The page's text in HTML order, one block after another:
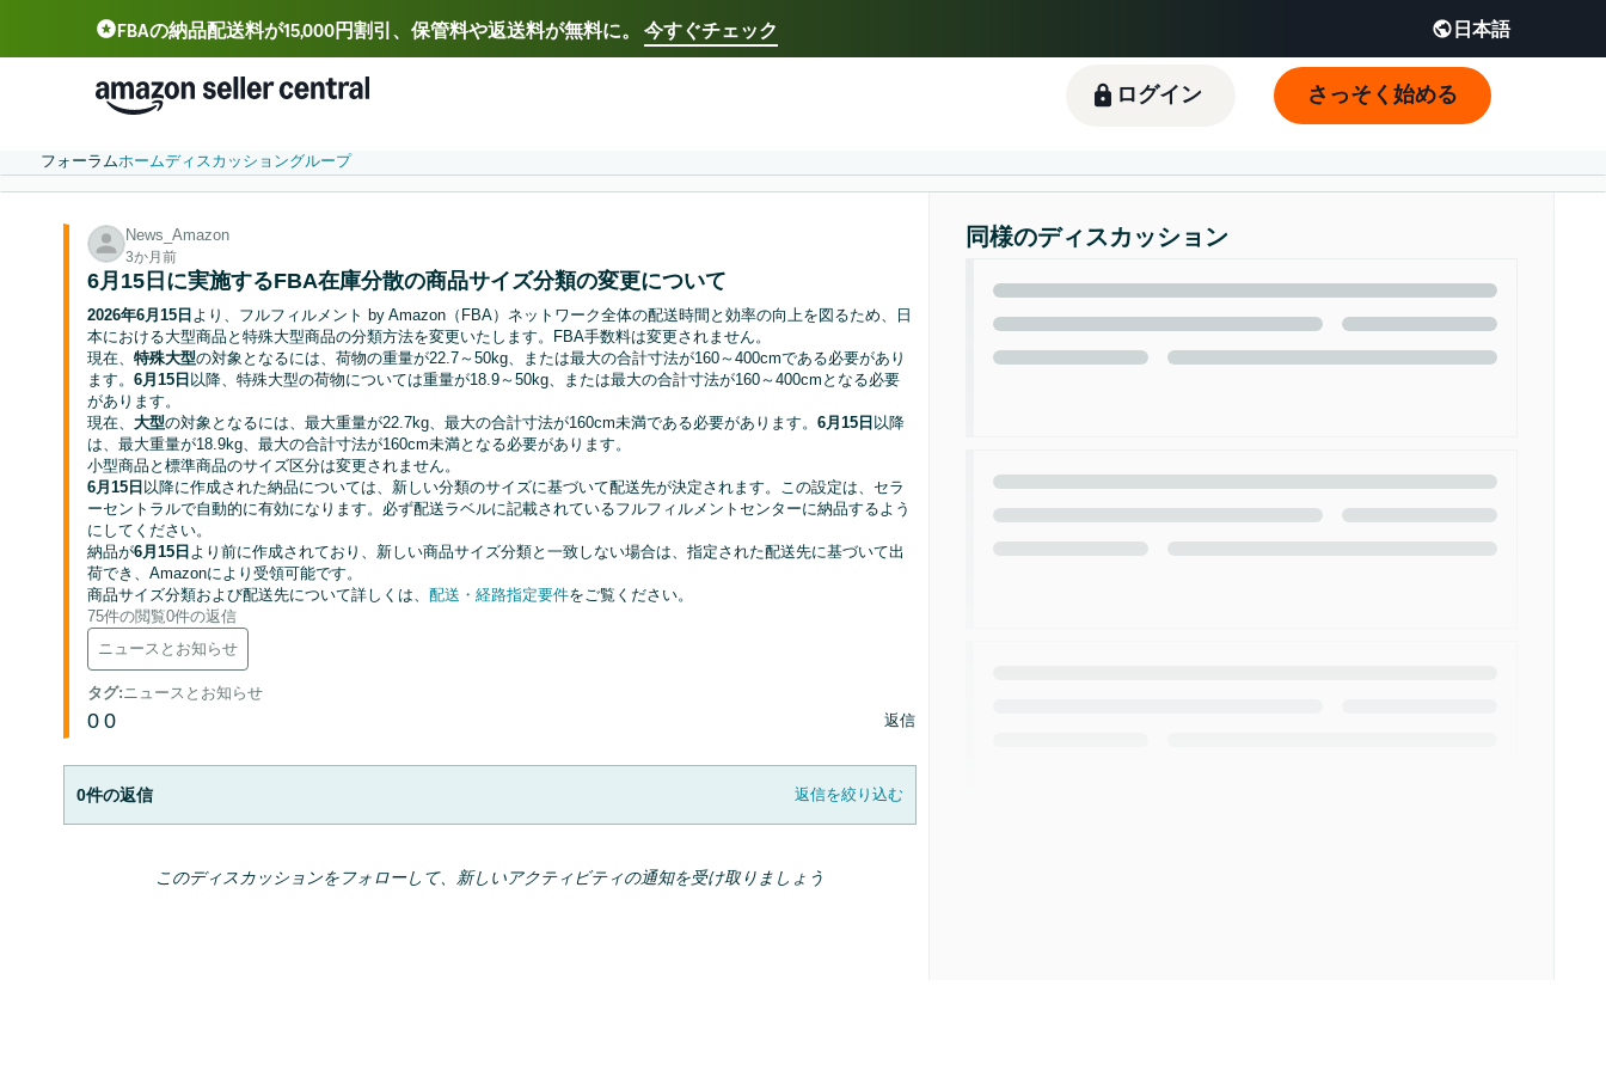
FBAの納品配送料が15,000円割引、保管料や返送料が無料に。 今すぐチェック 日本語
Select your preferred language
中文 - CN Deutsch - DE 日本語 - JP English - JP
ログイン さっそく始める
フォーラムホームディスカッショングループ
News_Amazon
3か月前
6月15日に実施するFBA在庫分散の商品サイズ分類の変更について
2026年6月15日 より、フルフィルメント by Amazon（FBA）ネットワーク全体の配送時間と効率の向上を図るため、日
本における大型商品と特殊大型商品の分類方法を変更いたします。FBA手数料は変更されません。
現在、特殊大型の対象となるには、荷物の重量が22.7～50kg、または最大の合計寸法が160～400cmである必要があり
ます。6月15日 以降、特殊大型の荷物については重量が18.9～50kg、または最大の合計寸法が160～400cmとなる必要
があります。
現在、大型の対象となるには、最大重量が22.7kg、最大の合計寸法が160cm未満である必要があります。6月15日 以降
は、最大重量が18.9kg、最大の合計寸法が160cm未満となる必要があります。
小型商品と標準商品のサイズ区分は変更されません。
6月15日 以降に作成された納品については、新しい分類のサイズに基づいて配送先が決定されます。この設定は、セラ
ーセントラルで自動的に有効になります。必ず配送ラベルに記載されているフルフィルメントセンターに納品するよう
にしてください。
納品が6月15日 より前に作成されており、新しい商品サイズ分類と一致しない場合は、指定された配送先に基づいて出
荷でき、Amazonにより受領可能です。
商品サイズ分類および配送先について詳しくは、配送・経路指定要件をご覧ください。
75件の閲覧0件の返信
ニュースとお知らせ
タグ:ニュースとお知らせ
0 0 返信
0件の返信 返信を絞り込む
このディスカッションをフォローして、新しいアクティビティの通知を受け取りましょう
同様のディスカッション